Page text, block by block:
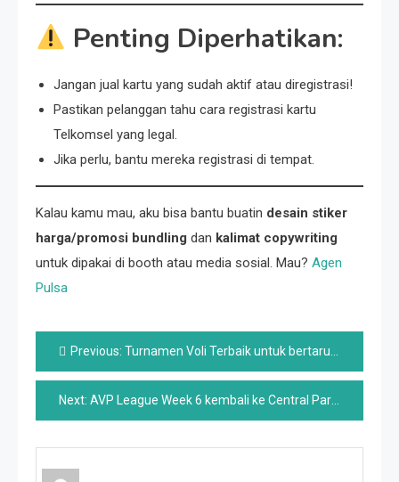
Penting Diperhatikan:
Jangan jual kartu yang sudah aktif atau diregistrasi!
Pastikan pelanggan tahu cara registrasi kartu
Telkomsel yang legal.
Jika perlu, bantu mereka registrasi di tempat.
Kalau kamu mau, aku bisa bantu buatin desain stiker
harga/promosi bundling dan kalimat copywriting
untuk dipakai di booth atau media sosial. Mau? Agen
Pulsa
Post
navigation
Previous: Turnamen Voli Terbaik untuk bertaruh pada tahun 2025
Next: AVP League Week 6 kembali ke Central Park di New York City